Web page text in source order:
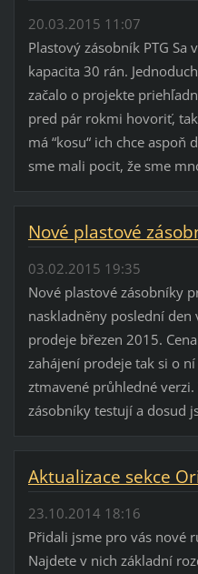
20.03.2015 11:07
Plastový zásobník PTG Sa
kapacita 30 rán.
začalo o projekte
pred pár rokmi hovoriť,
má “kosu“ ich chce aspoň
sme mali pocit, že sme
Nové plastové
03.02.2015 19:35
Nové plastové zásobníky
naskladněny poslední
prodeje březen 2015.
zahájení prodeje tak si o
ztmavené průhledné
zásobníky testují a dosud
Aktualizace sekce
23.10.2014 18:16
Přidali jsme pro vás nové
Najdete v nich základní